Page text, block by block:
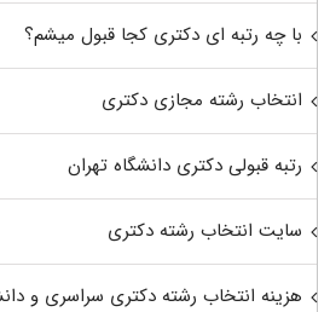
با چه رتبه ای دکتری کجا قبول میشم؟
انتخاب رشته مجازی دکتری
رتبه قبولی دکتری دانشگاه تهران
سایت انتخاب رشته دکتری
هزینه انتخاب رشته دکتری سراسری و